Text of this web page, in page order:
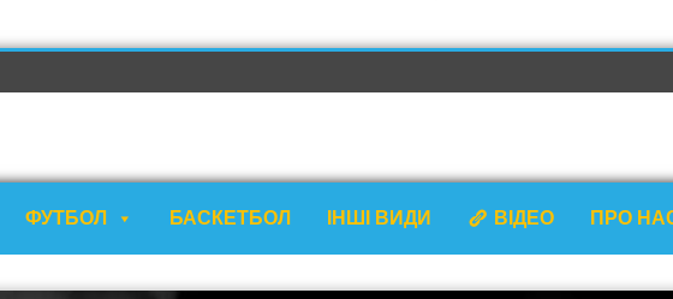
ФУТБОЛ БАСКЕТБОЛ ІНШІ ВИДИ ВІДЕО ПРО